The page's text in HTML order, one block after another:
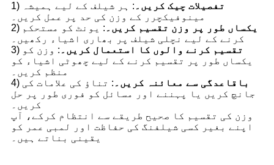
1) تفصیلات چیک کریں۔ : ہر شیلف کے لیے ہمیشہ
مینوفیکچرر کے وزن کی حد پر عمل کریں۔
2)
یکساں طور پر وزن تقسیم کریں۔ : یونٹ کو مستحکم
کرنے کے لیے نچلی شیلف پر بھاری اشیاء رکھیں۔
3)
تقسیم کرنے والوں کا استعمال کریں۔ : وزن کو
یکساں طور پر تقسیم کرنے کے لیے چھوٹی اشیاء کو
منظم کریں۔
4)
باقاعدگی سے معائنہ کریں۔ : تناؤ کی علامات کی
جانچ کریں یا پہننے اور مسائل کو فوری طور پر حل
کریں۔
وزن کی تقسیم کا صحیح طریقے سے انتظام کرکے، آپ
اپنے بغیر کسی شیلفنگ کی حفاظت اور لمبی عمر کو
یقینی بناتے ہیں۔